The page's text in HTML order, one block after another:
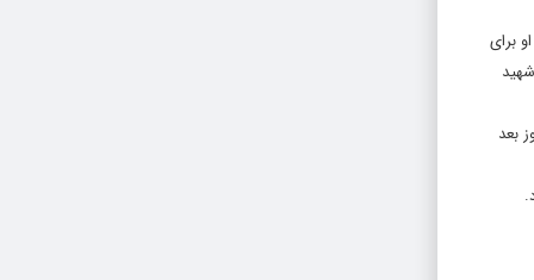
بودیم. روزی که او برای
بعد